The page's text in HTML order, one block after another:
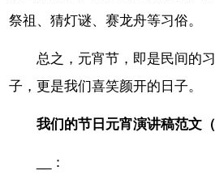
祭祖、猜灯谜、赛龙舟等习俗。
总之，元宵节，即是民间的
子，更是我们喜笑颜开的日子。
我们的节日元宵演讲稿范文（
__：